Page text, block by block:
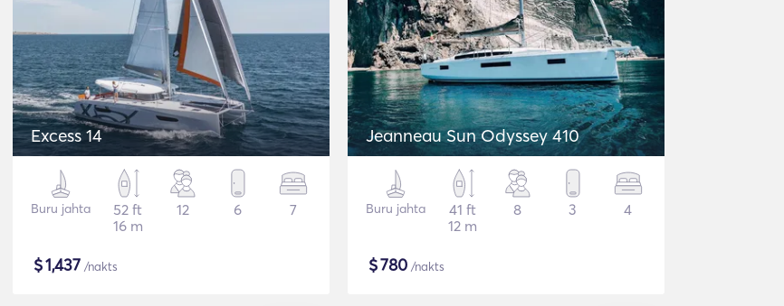
Excess 14
Buru jahta
52 ft
16 m
12 6 7
$1,437 /nakts
Jeanneau Sun Odyssey 410
Buru jahta
41 ft
12 m
8 3 4
$780 /nakts